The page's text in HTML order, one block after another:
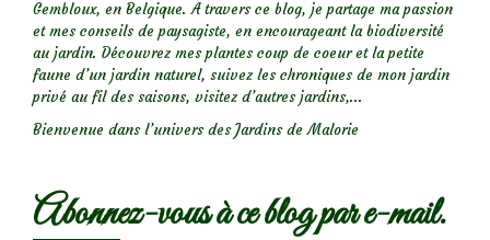
Gembloux, en Belgique. A travers ce blog, je partage ma passion
et mes conseils de paysagiste, en encourageant la biodiversité
au jardin. Découvrez mes plantes coup de coeur et la petite
faune d’un jardin naturel, suivez les chroniques de mon jardin
privé au fil des saisons, visitez d’autres jardins,...
Bienvenue dans l’univers des Jardins de Malorie
Abonnez-vous à ce blog par e-mail.